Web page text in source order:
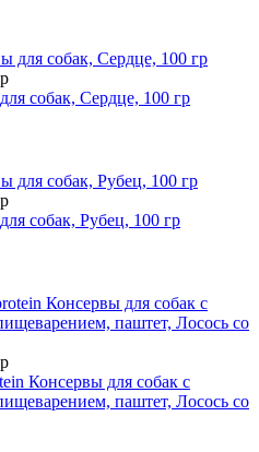
собак, Сердце, 100 гр
собак, Рубец, 100 гр
Консервы для собак с
паштет, Лосось со